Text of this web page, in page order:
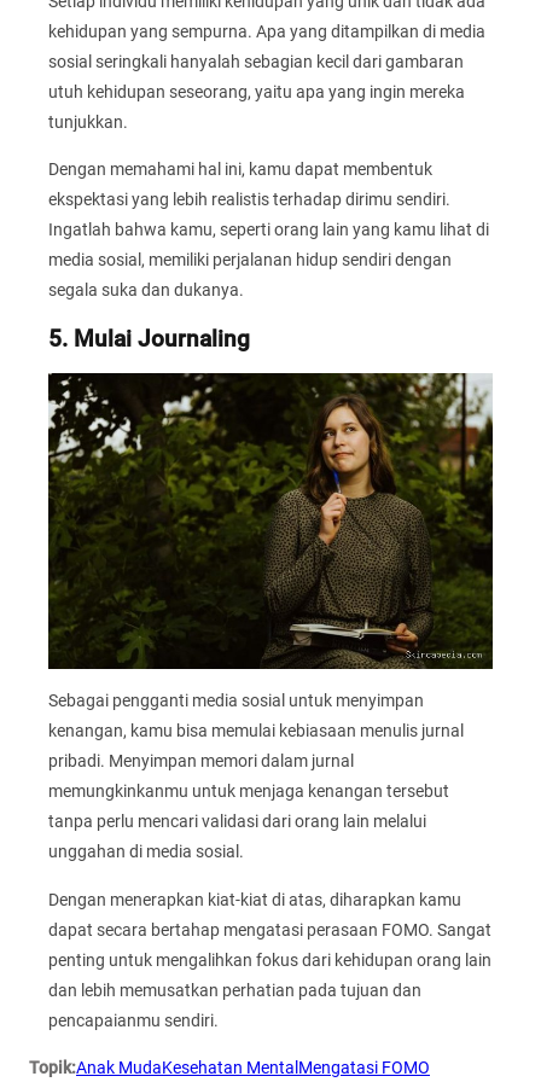
kehidupan yang sempurna. Apa yang ditampilkan di media
sosial seringkali hanyalah sebagian kecil dari gambaran
utuh kehidupan seseorang, yaitu apa yang ingin mereka
tunjukkan.
Dengan memahami hal ini, kamu dapat membentuk
ekspektasi yang lebih realistis terhadap dirimu sendiri.
Ingatlah bahwa kamu, seperti orang lain yang kamu lihat di
media sosial, memiliki perjalanan hidup sendiri dengan
segala suka dan dukanya.
5. Mulai Journaling
Sebagai pengganti media sosial untuk menyimpan
kenangan, kamu bisa memulai kebiasaan menulis jurnal
pribadi. Menyimpan memori dalam jurnal
memungkinkanmu untuk menjaga kenangan tersebut
tanpa perlu mencari validasi dari orang lain melalui
unggahan di media sosial.
Dengan menerapkan kiat-kiat di atas, diharapkan kamu
dapat secara bertahap mengatasi perasaan FOMO. Sangat
penting untuk mengalihkan fokus dari kehidupan orang lain
dan lebih memusatkan perhatian pada tujuan dan
pencapaianmu sendiri.
Topik:Anak MudaKesehatan Mental Mengatasi FOMO